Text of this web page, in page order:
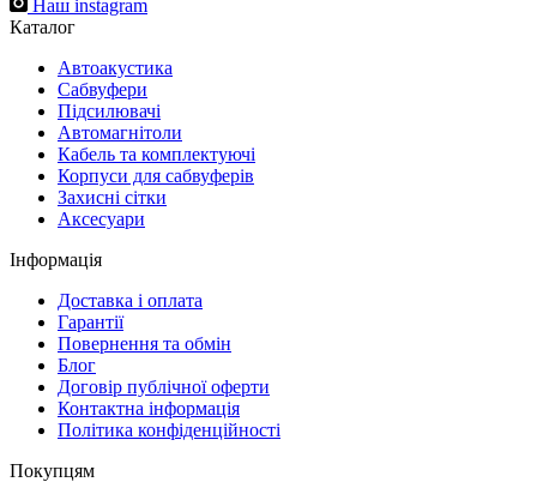
Наш instagram
Каталог
Автоакустика
Cабвуфери
Підсилювачі
Автомагнітоли
Кабель та комплектуючі
Корпуси для сабвуферів
Захисні сітки
Аксесуари
Інформація
Доставка і оплата
Гарантії
Повернення та обмін
Блог
Договір публічної оферти
Контактна інформація
Політика конфіденційності
Покупцям